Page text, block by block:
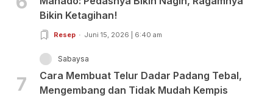
Bikin Ketagihan!
Resep Juni 15, 2026 | 6:40 am
7
Sabaysa
Cara Membuat Telur Dadar Padang Tebal,
Mengembang dan Tidak Mudah Kempis